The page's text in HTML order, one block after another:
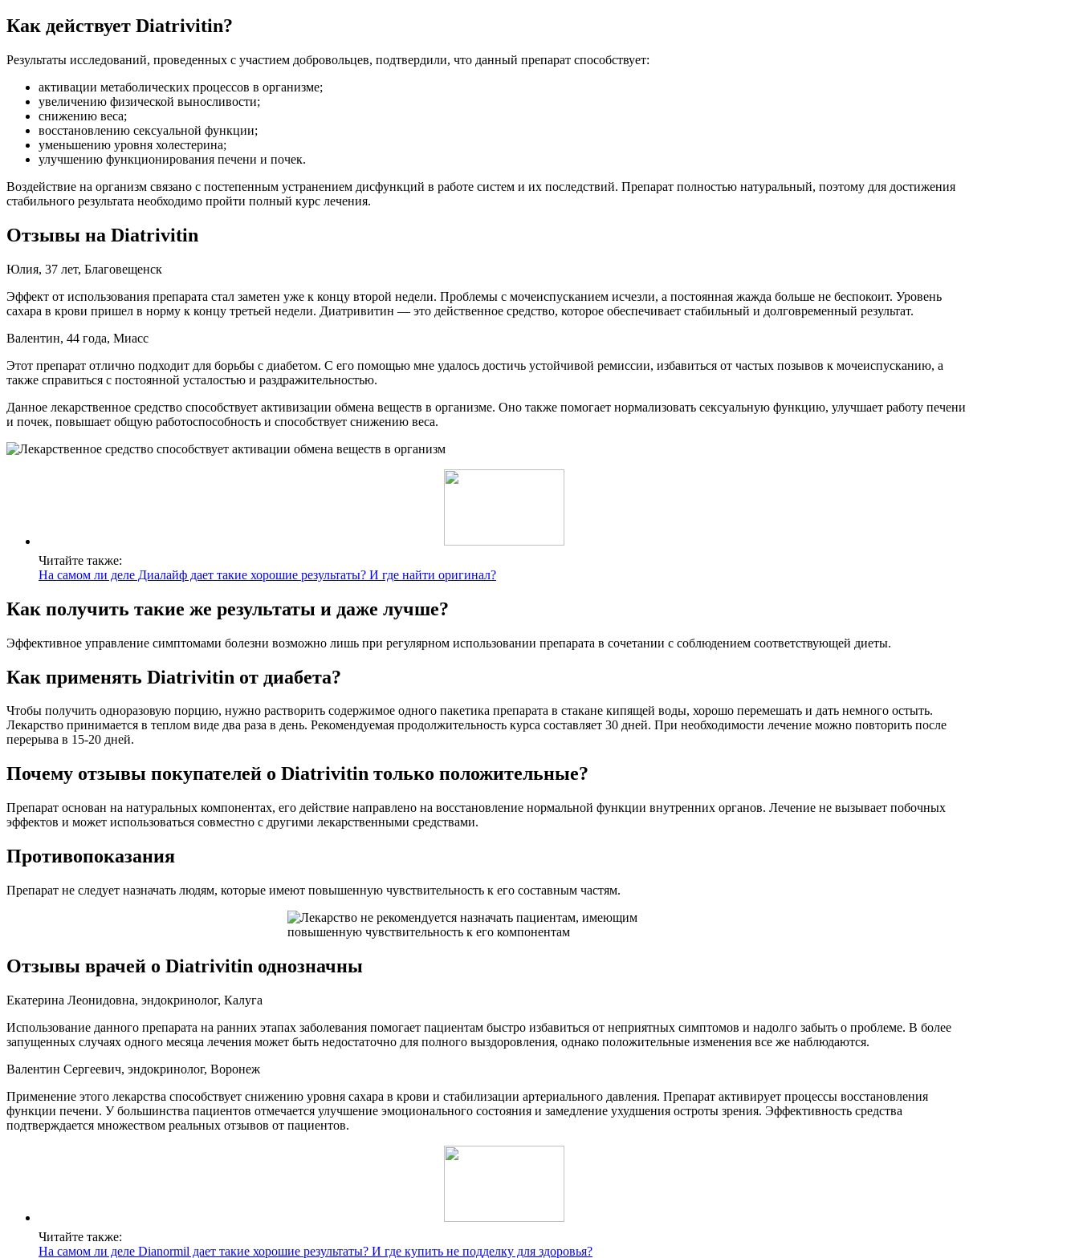
Как действует Diatrivitin?
Результаты исследований, проведенных с участием добровольцев, подтвердили, что данный препарат способствует:
активации метаболических процессов в организме;
увеличению физической выносливости;
снижению веса;
восстановлению сексуальной функции;
уменьшению уровня холестерина;
улучшению функционирования печени и почек.
Воздействие на организм связано с постепенным устранением дисфункций в работе систем и их последствий. Препарат полностью натуральный, поэтому для достижения
стабильного результата необходимо пройти полный курс лечения.
Отзывы на Diatrivitin
Юлия, 37 лет, Благовещенск
Эффект от использования препарата стал заметен уже к концу второй недели. Проблемы с мочеиспусканием исчезли, а постоянная жажда больше не беспокоит. Уровень
сахара в крови пришел в норму к концу третьей недели. Диатривитин — это действенное средство, которое обеспечивает стабильный и долговременный результат.
Валентин, 44 года, Миасс
Этот препарат отлично подходит для борьбы с диабетом. С его помощью мне удалось достичь устойчивой ремиссии, избавиться от частых позывов к мочеиспусканию, а
также справиться с постоянной усталостью и раздражительностью.
Данное лекарственное средство способствует активизации обмена веществ в организме. Оно также помогает нормализовать сексуальную функцию, улучшает работу печени
и почек, повышает общую работоспособность и способствует снижению веса.
Читайте также:
На самом ли деле Диалайф дает такие хорошие результаты? И где найти оригинал?
Как получить такие же результаты и даже лучше?
Эффективное управление симптомами болезни возможно лишь при регулярном использовании препарата в сочетании с соблюдением соответствующей диеты.
Как применять Diatrivitin от диабета?
Чтобы получить одноразовую порцию, нужно растворить содержимое одного пакетика препарата в стакане кипящей воды, хорошо перемешать и дать немного остыть.
Лекарство принимается в теплом виде два раза в день. Рекомендуемая продолжительность курса составляет 30 дней. При необходимости лечение можно повторить после
перерыва в 15-20 дней.
Почему отзывы покупателей о Diatrivitin только положительные?
Препарат основан на натуральных компонентах, его действие направлено на восстановление нормальной функции внутренних органов. Лечение не вызывает побочных
эффектов и может использоваться совместно с другими лекарственными средствами.
Противопоказания
Препарат не следует назначать людям, которые имеют повышенную чувствительность к его составным частям.
Отзывы врачей о Diatrivitin однозначны
Екатерина Леонидовна, эндокринолог, Калуга
Использование данного препарата на ранних этапах заболевания помогает пациентам быстро избавиться от неприятных симптомов и надолго забыть о проблеме. В более
запущенных случаях одного месяца лечения может быть недостаточно для полного выздоровления, однако положительные изменения все же наблюдаются.
Валентин Сергеевич, эндокринолог, Воронеж
Применение этого лекарства способствует снижению уровня сахара в крови и стабилизации артериального давления. Препарат активирует процессы восстановления
функции печени. У большинства пациентов отмечается улучшение эмоционального состояния и замедление ухудшения остроты зрения. Эффективность средства
подтверждается множеством реальных отзывов от пациентов.
Читайте также:
На самом ли деле Dianormil дает такие хорошие результаты? И где купить не подделку для здоровья?